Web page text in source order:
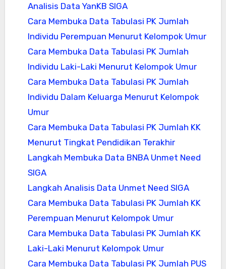
Analisis Data YanKB SIGA
Cara Membuka Data Tabulasi PK Jumlah
Individu Perempuan Menurut Kelompok Umur
Cara Membuka Data Tabulasi PK Jumlah
Individu Laki-Laki Menurut Kelompok Umur
Cara Membuka Data Tabulasi PK Jumlah
Individu Dalam Keluarga Menurut Kelompok
Umur
Cara Membuka Data Tabulasi PK Jumlah KK
Menurut Tingkat Pendidikan Terakhir
Langkah Membuka Data BNBA Unmet Need
SIGA
Langkah Analisis Data Unmet Need SIGA
Cara Membuka Data Tabulasi PK Jumlah KK
Perempuan Menurut Kelompok Umur
Cara Membuka Data Tabulasi PK Jumlah KK
Laki-Laki Menurut Kelompok Umur
Cara Membuka Data Tabulasi PK Jumlah PUS